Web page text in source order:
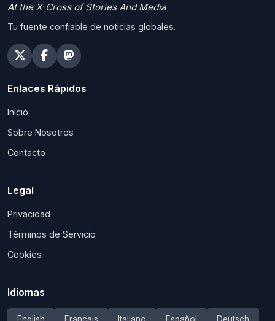
At the X-Cross of Stories And Media
Tu fuente confiable de noticias globales.
Enlaces Rápidos
Inicio
Sobre Nosotros
Contacto
Legal
Privacidad
Términos de Servicio
Cookies
Idiomas
English Français Italiano Español Deutsch